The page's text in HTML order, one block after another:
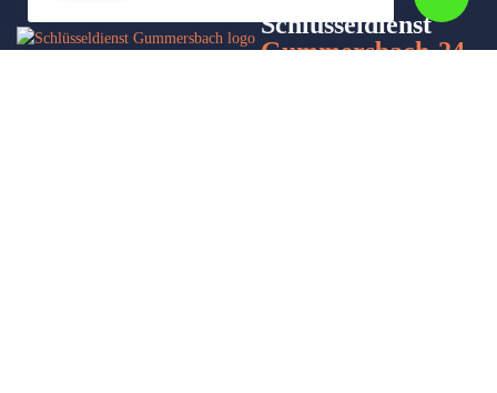
Schlüsseldienst
Gummersbach-24